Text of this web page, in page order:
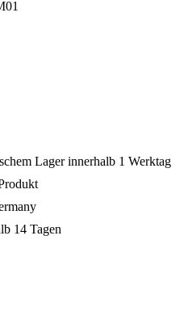
Lager innerhalb 1 Werktag
14 Tagen